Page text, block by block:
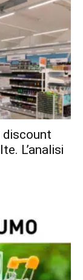
discount
L’analisi